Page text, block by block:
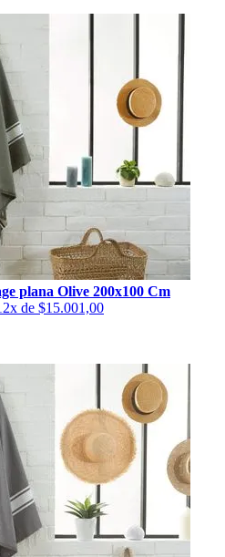
plana Olive 200x100 Cm
de $15.001,00